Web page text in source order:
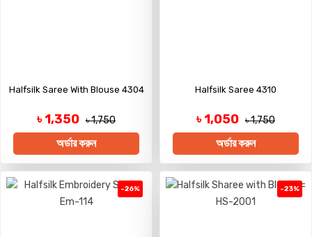
Halfsilk Saree With Blouse 4304
৳ 1,350 ৳ 1,750
অর্ডার করুন
Halfsilk Saree 4310
৳ 1,050 ৳ 1,750
অর্ডার করুন
-26% -23%